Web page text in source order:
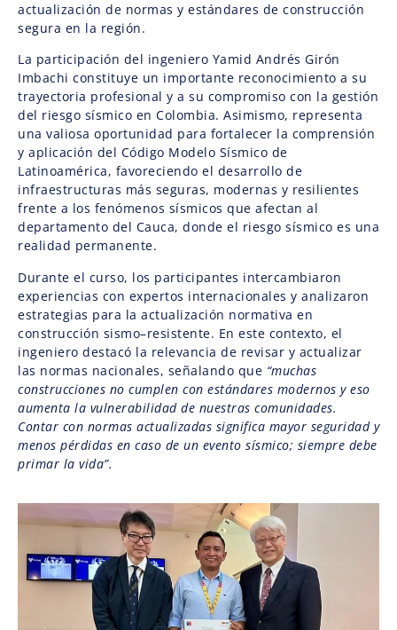
actualización de normas y estándares de construcción
segura en la región.
La participación del ingeniero Yamid Andrés Girón
Imbachi constituye un importante reconocimiento a su
trayectoria profesional y a su compromiso con la gestión
del riesgo sísmico en Colombia. Asimismo, representa
una valiosa oportunidad para fortalecer la comprensión
y aplicación del Código Modelo Sísmico de
Latinoamérica, favoreciendo el desarrollo de
infraestructuras más seguras, modernas y resilientes
frente a los fenómenos sísmicos que afectan al
departamento del Cauca, donde el riesgo sísmico es una
realidad permanente.
Durante el curso, los participantes intercambiaron
experiencias con expertos internacionales y analizaron
estrategias para la actualización normativa en
construcción sismo–resistente. En este contexto, el
ingeniero destacó la relevancia de revisar y actualizar
las normas nacionales, señalando que “muchas
construcciones no cumplen con estándares modernos y eso
aumenta la vulnerabilidad de nuestras comunidades.
Contar con normas actualizadas significa mayor seguridad y
menos pérdidas en caso de un evento sísmico; siempre debe
primar la vida”.